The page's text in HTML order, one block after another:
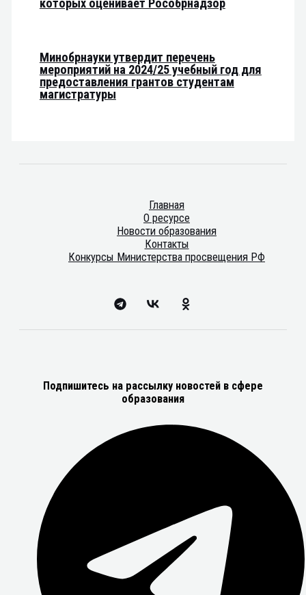
которых оценивает Рособрнадзор
Минобрнауки утвердит перечень
мероприятий на 2024/25 учебный год для
предоставления грантов студентам
магистратуры
Главная
О ресурсе
Новости образования
Контакты
Конкурсы Министерства просвещения РФ
Подпишитесь на рассылку новостей в сфере
образования